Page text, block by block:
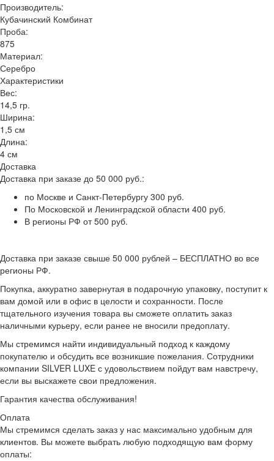
Производитель:
Кубачинский Комбинат
Проба:
875
Материал:
Серебро
Характеристики
Вес:
14,5 гр.
Ширина:
1,5 см
Длина:
4 см
Доставка
Доставка при заказе до 50 000 руб.:
по Москве и Санкт-Петербургу 300 руб.
По Московской и Ленинградской области 400 руб.
В регионы РФ от 500 руб.
Доставка при заказе свыше 50 000 рублей – БЕСПЛАТНО во все
регионы РФ.
Покупка, аккуратно завернутая в подарочную упаковку, поступит к
вам домой или в офис в целости и сохранности. После
тщательного изучения товара вы сможете оплатить заказ
наличными курьеру, если ранее не вносили предоплату.
Мы стремимся найти индивидуальный подход к каждому
покупателю и обсудить все возникшие пожелания. Сотрудники
компании SILVER LUXE с удовольствием пойдут вам навстречу,
если вы выскажете свои предложения.
Гарантия качества обслуживания!
Оплата
Мы стремимся сделать заказ у нас максимально удобным для
клиентов. Вы можете выбрать любую подходящую вам форму
оплаты: